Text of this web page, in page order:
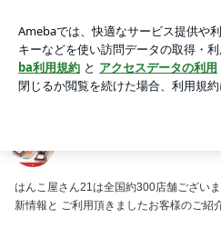
アプリをダウンロードして ブログの
ょう。
はんこ屋さん21は全国約300店舗ござい
新情報と ご利用頂きましたお客様のご紹